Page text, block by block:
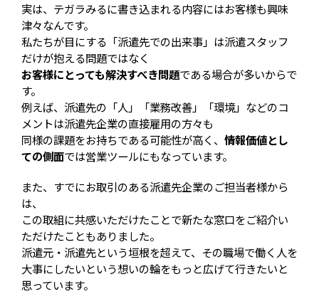
実は、テガラみるに書き込まれる内容にはお客様も興味
津々なんです。
私たちが目にする「派遣先での出来事」は派遣スタッフ
だけが抱える問題ではなく
お客様にとっても解決すべき問題である場合が多いからで
す。
例えば、派遣先の「人」「業務改善」「環境」などのコ
メントは派遣先企業の直接雇用の方々も
同様の課題をお持ちである可能性が高く、 情報価値とし
ての側面では営業ツールにもなっています。
また、すでにお取引のある派遣先企業のご担当者様から
は、
この取組に共感いただけたことで新たな窓口をご紹介い
ただけたこともありました。
派遣元・派遣先という垣根を超えて、その職場で働く人を
大事にしたいという想いの輪をもっと広げて行きたいと
思っています。